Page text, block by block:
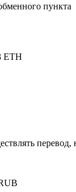
пункта
ETH